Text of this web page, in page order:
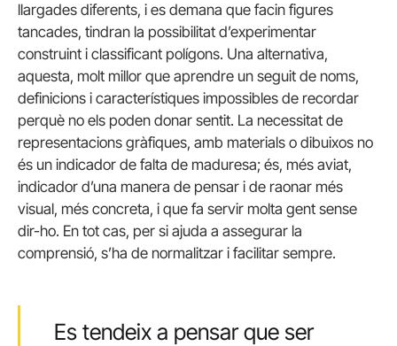
llargades diferents, i es demana que facin figures
tancades, tindran la possibilitat d’experimentar
construint i classificant polígons. Una alternativa,
aquesta, molt millor que aprendre un seguit de noms,
definicions i característiques impossibles de recordar
perquè no els poden donar sentit. La necessitat de
representacions gràfiques, amb materials o dibuixos no
és un indicador de falta de maduresa; és, més aviat,
indicador d’una manera de pensar i de raonar més
visual, més concreta, i que fa servir molta gent sense
dir-ho. En tot cas, per si ajuda a assegurar la
comprensió, s’ha de normalitzar i facilitar sempre.
Es tendeix a pensar que ser